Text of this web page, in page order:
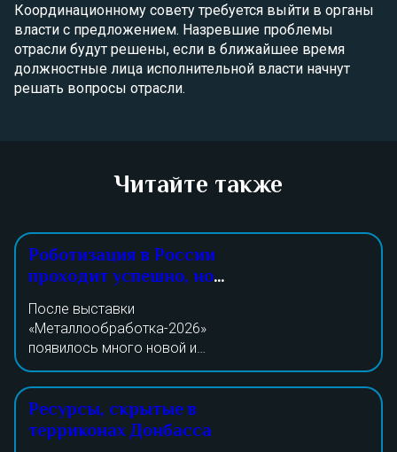
Координационному совету требуется выйти в органы
власти с предложением. Назревшие проблемы
отрасли будут решены, если в ближайшее время
должностные лица исполнительной власти начнут
решать вопросы отрасли.
Читайте также
Роботизация в России
проходит успешно, но
малыми темпами
После выставки
«Металлообработка-2026»
появилось много новой и
интересной информации. Одним
из важнейших нацпроектов
является направление
автоматизации и средств
производства. В нашей стране
отечественных изготовителей
выпускается только треть
необходимой продукции. В
Ресурсы, скрытые в
терриконах Донбасса